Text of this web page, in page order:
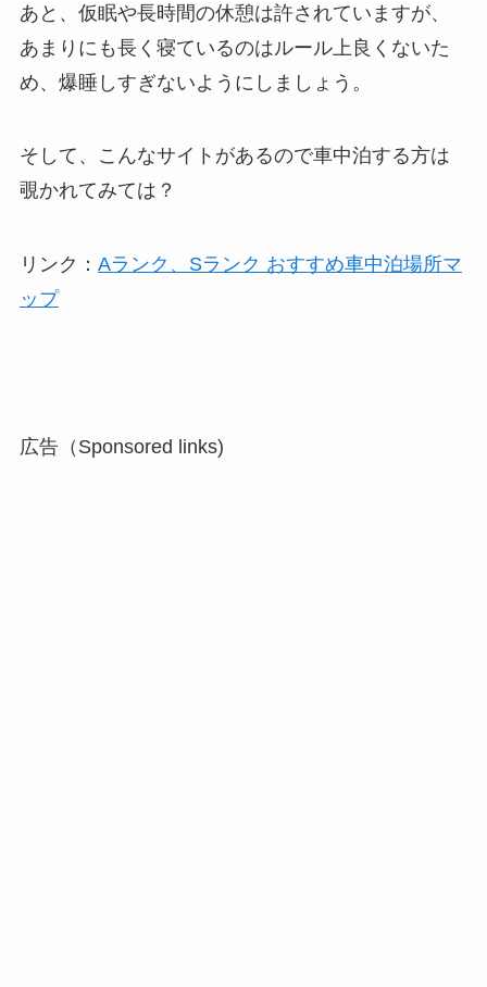
あと、仮眠や長時間の休憩は許されていますが、
あまりにも長く寝ているのはルール上良くないた
め、爆睡しすぎないようにしましょう。
そして、こんなサイトがあるので車中泊する方は
覗かれてみては？
リンク： Aランク、Sランク おすすめ車中泊場所マ
ップ
広告（Sponsored links)